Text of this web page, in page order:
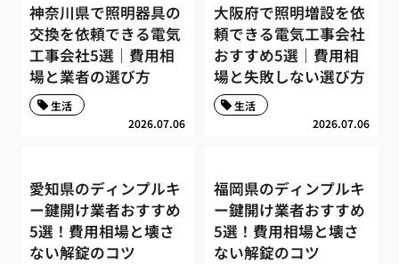
神奈川県で照明器具の
交換を依頼できる電気
工事会社5選｜費用相
場と業者の選び方
2026.07.06
生活
大阪府で照明増設を依
頼できる電気工事会社
おすすめ5選｜費用相
場と失敗しない選び方
2026.07.06
生活
愛知県のディンプルキ
ー鍵開け業者おすすめ
5選！費用相場と壊さ
ない解錠のコツ
福岡県のディンプルキ
ー鍵開け業者おすすめ
5選！費用相場と壊さ
ない解錠のコツ